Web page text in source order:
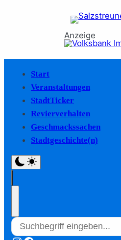
Anzeige
Start
Veranstaltungen
StadtTicker
Revierverhalten
Geschmackssachen
Stadtgeschichte(n)